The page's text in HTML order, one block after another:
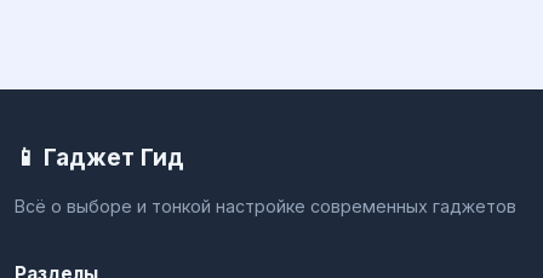
📱 Гаджет Гид
Всё о выборе и тонкой настройке современных гаджетов